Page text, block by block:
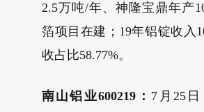
2.5万吨/年、神隆宝鼎年产
箔项目在建；19年铝锭收入
收占比58.77%。
南山铝业600219： 7月25